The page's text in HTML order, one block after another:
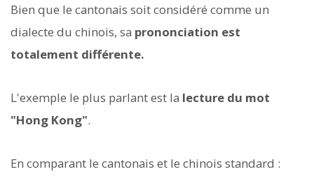
Bien que le cantonais soit considéré comme un
dialecte du chinois, sa prononciation est
totalement différente.
L'exemple le plus parlant est la lecture du mot
"Hong Kong".
En comparant le cantonais et le chinois standard :